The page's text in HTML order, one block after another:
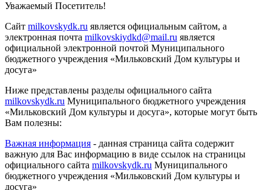
Уважаемый Посетитель!
Сайт milkovskydk.ru является официальным сайтом, а
электронная почта milkovskiydkd@mail.ru является
официальной электронной почтой Муниципального
бюджетного учреждения «Мильковский Дом культуры и
досуга»
Ниже представлены разделы официального сайта
milkovskydk.ru Муниципального бюджетного учреждения
«Мильковский Дом культуры и досуга», которые могут быть
Вам полезны:
Важная информация - данная страница сайта содержит
важную для Вас информацию в виде ссылок на страницы
официального сайта milkovskydk.ru Муниципального
бюджетного учреждения «Мильковский Дом культуры и
досуга»